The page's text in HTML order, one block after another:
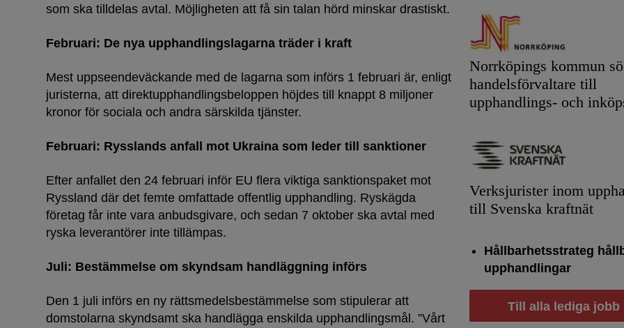
som ska tilldelas avtal. Möjligheten att få sin talan hörd minskar drastiskt.
Februari: De nya upphandlingslagarna träder i kraft
Mest uppseendeväckande med de lagarna som införs 1 februari är, enligt
juristerna, att direktupphandlingsbeloppen höjdes till knappt 8 miljoner
kronor för sociala och andra särskilda tjänster.
Februari: Rysslands anfall mot Ukraina som leder till sanktioner
Efter anfallet den 24 februari inför EU flera viktiga sanktionspaket mot
Ryssland där det femte omfattade offentlig upphandling. Ryskägda
företag får inte vara anbudsgivare, och sedan 7 oktober ska avtal med
ryska leverantörer inte tillämpas.
Juli: Bestämmelse om skyndsam handläggning införs
Den 1 juli införs en ny rättsmedelsbestämmelse som stipulerar att
domstolarna skyndsamt ska handlägga enskilda upphandlingsmål. ”Vårt
Norrköpings kommun
handelsförvaltare till
upphandlings- och
Verksjurister inom
till Svenska kraftnät
Hållbarhetsstrateg
upphandlingar
Till alla lediga jobb